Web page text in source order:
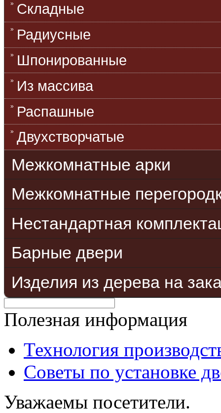
Складные
Радиусные
Шпонированные
Из массива
Распашные
Двухстворчатые
Межкомнатные арки
Межкомнатные
Нестандартная
Барные двери
Изделия из дерева на
Полезная информация
Технология
Советы по установке
Уважаемы посетители.